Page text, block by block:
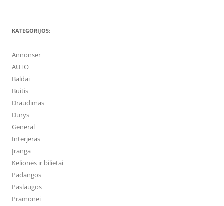
KATEGORIJOS:
Annonser
AUTO
Baldai
Buitis
Draudimas
Durys
General
Interjeras
Įranga
Kelionės ir bilietai
Padangos
Paslaugos
Pramonei